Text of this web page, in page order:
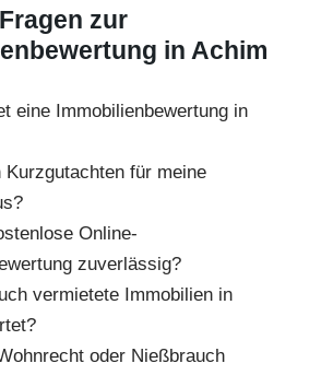
zur
in Achim
eine Immobilienbewertung in
Kurzgutachten für meine
Online-
zuverlässig?
vermietete Immobilien in
oder Nießbrauch